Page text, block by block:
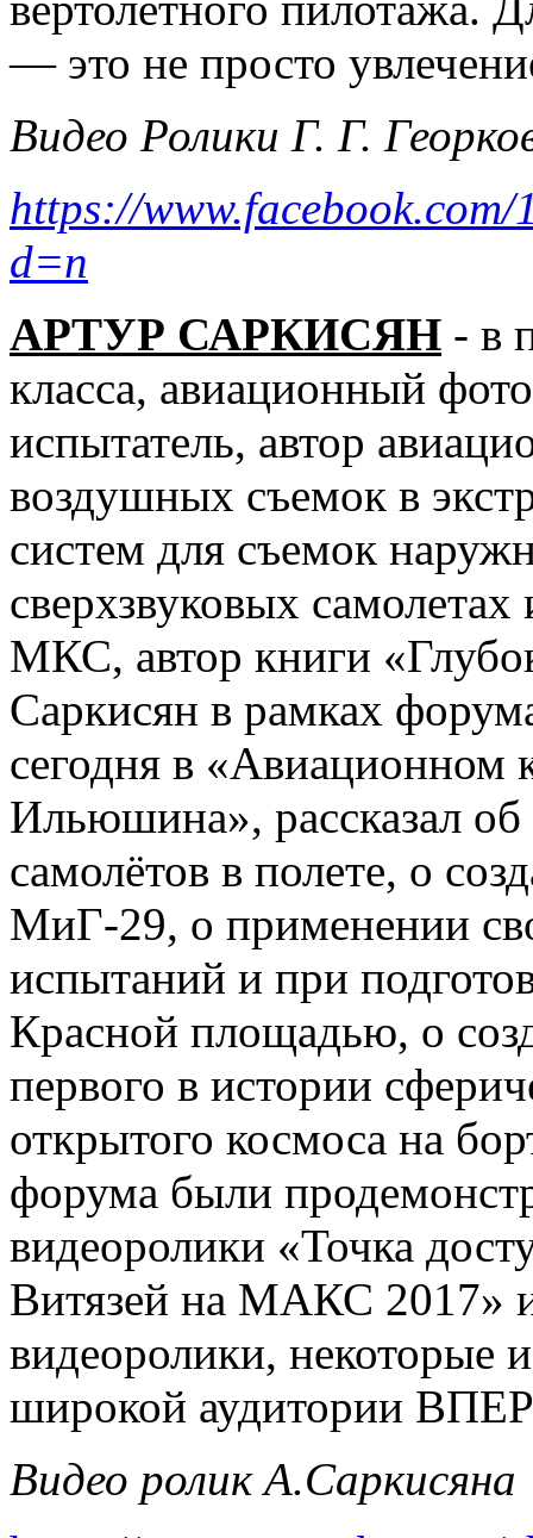
— это не просто
Видео Ролики Г. Г.
https://
d=n
АРТУР САРКИСЯН - в
класса, авиационный
испытатель, автор
воздушных съемок в
систем для съемок
сверхзвуковых
МКС, автор книги
Саркисян в рамках
сегодня в «Авиационном
Ильюшина», рассказал
самолётов в полете, о
МиГ-29, о применении
испытаний и при
Красной площадью, о
первого в истории
открытого космоса на
форума были
видеоролики «Точка
Витязей на МАКС 2017»
видеоролики, некоторые
широкой аудитории
Видео ролик А.Саркисяна